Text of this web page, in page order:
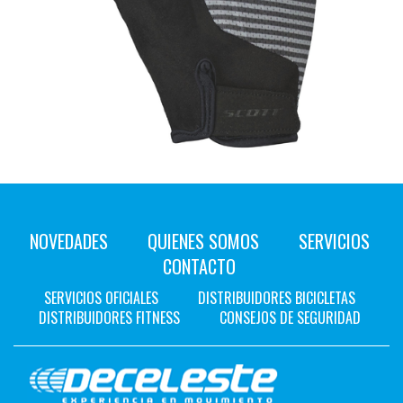
NOVEDADES QUIENES SOMOS
SERVICIOS
CONTACTO
SERVICIOS OFICIALES
DISTRIBUIDORES BICICLETAS
DISTRIBUIDORES FITNESS
CONSEJOS DE SEGURIDAD